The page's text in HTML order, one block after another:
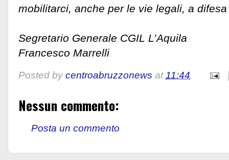
mobilitarci, anche per le vie legali, a
Segretario Generale CGIL L’Aquila
Francesco Marrelli
Posted by centroabruzzonews at11:44
Nessun commento:
Posta un commento